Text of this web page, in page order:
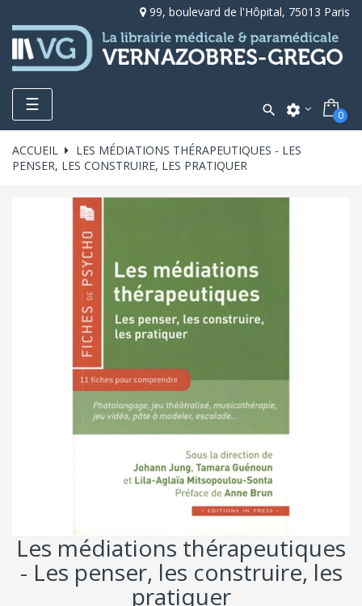
99, boulevard de l'Hôpital, 75013 Paris
Toggle
navigation
☰  settings 0
ACCUEIL
LES MÉDIATIONS THÉRAPEUTIQUES - LES
PENSER, LES CONSTRUIRE, LES PRATIQUER
Les médiations thérapeutiques
- Les penser, les construire, les
pratiquer